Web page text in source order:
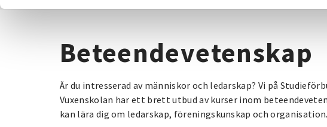
Beteendevetenskap
Är du intresserad av människor och ledarskap? Vi på
Vuxenskolan har ett brett utbud av kurser inom
kan lära dig om ledarskap, föreningskunskap och organisation.